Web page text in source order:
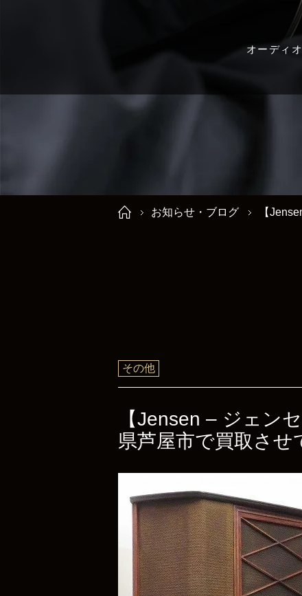
オーディ
お知らせ・ブログ 【
その他
【Jensen – ジェン
県芦屋市で買取させ